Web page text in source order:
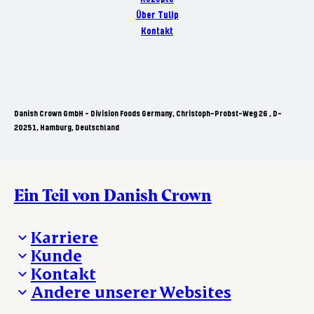
Über Tulip
Kontakt
Danish Crown GmbH - Division Foods Germany, Christoph-Probst-Weg 26 , D-
20251, Hamburg, Deutschland
Ein Teil von Danish Crown
Karriere
Deine Karriere bei Danish Crown
Aktuelle Jobangebote
Danish Crown
Kunde
Was wir anbieten
Lebensmittelsicherheit
Kontakt
Aktuelles und Presse
Andere unserer Websites